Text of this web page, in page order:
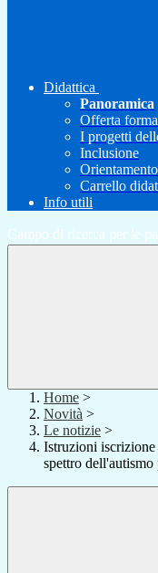
Didattica
Panoramica
Offerta
I progetti
Inclusione
Orientamento
Carrello
Info utili
Campo di ricerca per le
Home >
Novità >
Le notizie >
Istruzioni
spettro